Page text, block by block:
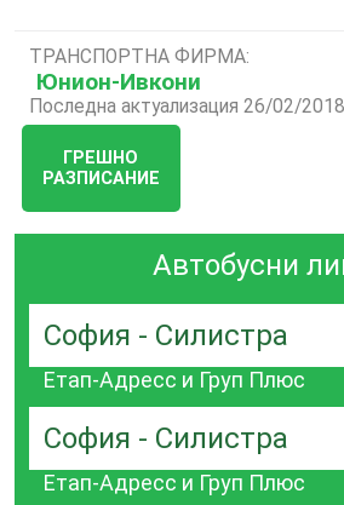
ТРАНСПОРТНА ФИРМА:
Юнион-Ивкони
Последна актуализация 26/02/2018
ГРЕШНО
РАЗПИСАНИЕ
Автобусни
София - Силистра
Етап-Адресс и Груп Плюс
София - Силистра
Етап-Адресс и Груп Плюс